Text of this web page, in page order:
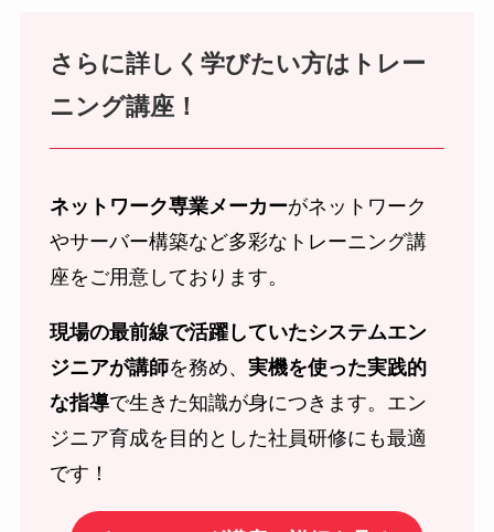
さらに詳しく学びたい方は トレー
ニング講座！
ネットワーク専業メーカーがネットワーク
やサーバー構築など多彩なトレーニング講
座をご用意しております。
現場の最前線で活躍していたシステムエン
ジニアが講師を務め、 実機を使った実践的
な指導で生きた知識が身につきます。エン
ジニア育成を目的とした社員研修にも最適
です！